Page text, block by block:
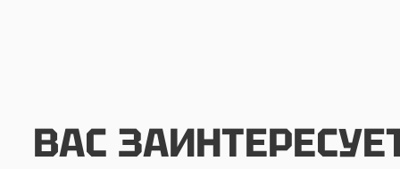
ВАС